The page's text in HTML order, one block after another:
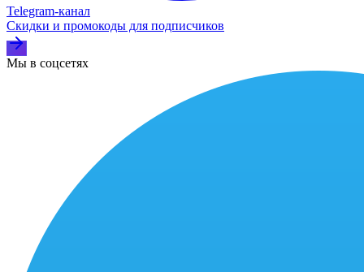
Telegram‑канал
Скидки и промокоды для подписчиков
Мы в соцсетях